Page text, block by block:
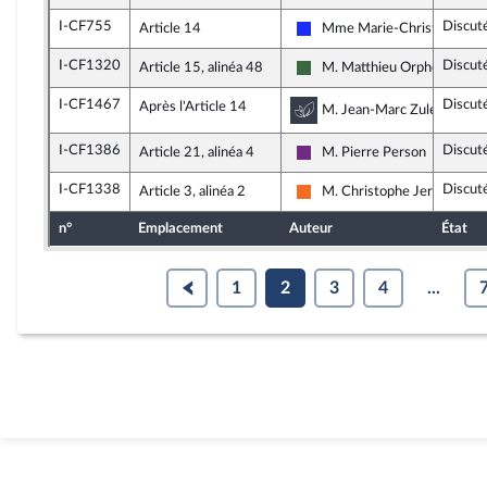
I-CF755 Article 14
Les Républicains
Mme Marie-Christine
I-CF1320 Article 15, alinéa 48
Écologie Démocratie
M. Matthieu Orphelin
I-CF1467 Après l'Article 14 Commission du
M. Jean-Marc Zulesi,
I-CF1386 Article 21, alinéa 4
La République en Marche
M. Pierre Person
I-CF1338 Article 3, alinéa 2
Mouvement Démocrate
M. Christophe Jerretie
n° Emplacement Auteur État
1 2 3 4 ...